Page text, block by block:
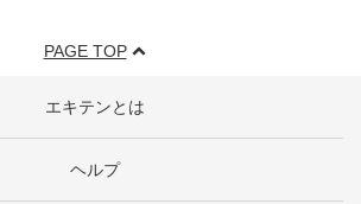
PAGE TOP
エキテンとは
ヘルプ